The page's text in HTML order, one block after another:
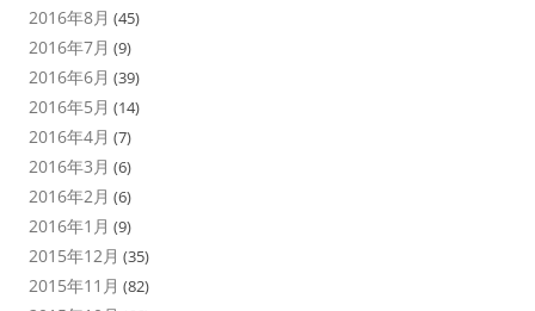
2016年8月 (45)
2016年7月 (9)
2016年6月 (39)
2016年5月 (14)
2016年4月 (7)
2016年3月 (6)
2016年2月 (6)
2016年1月 (9)
2015年12月 (35)
2015年11月 (82)